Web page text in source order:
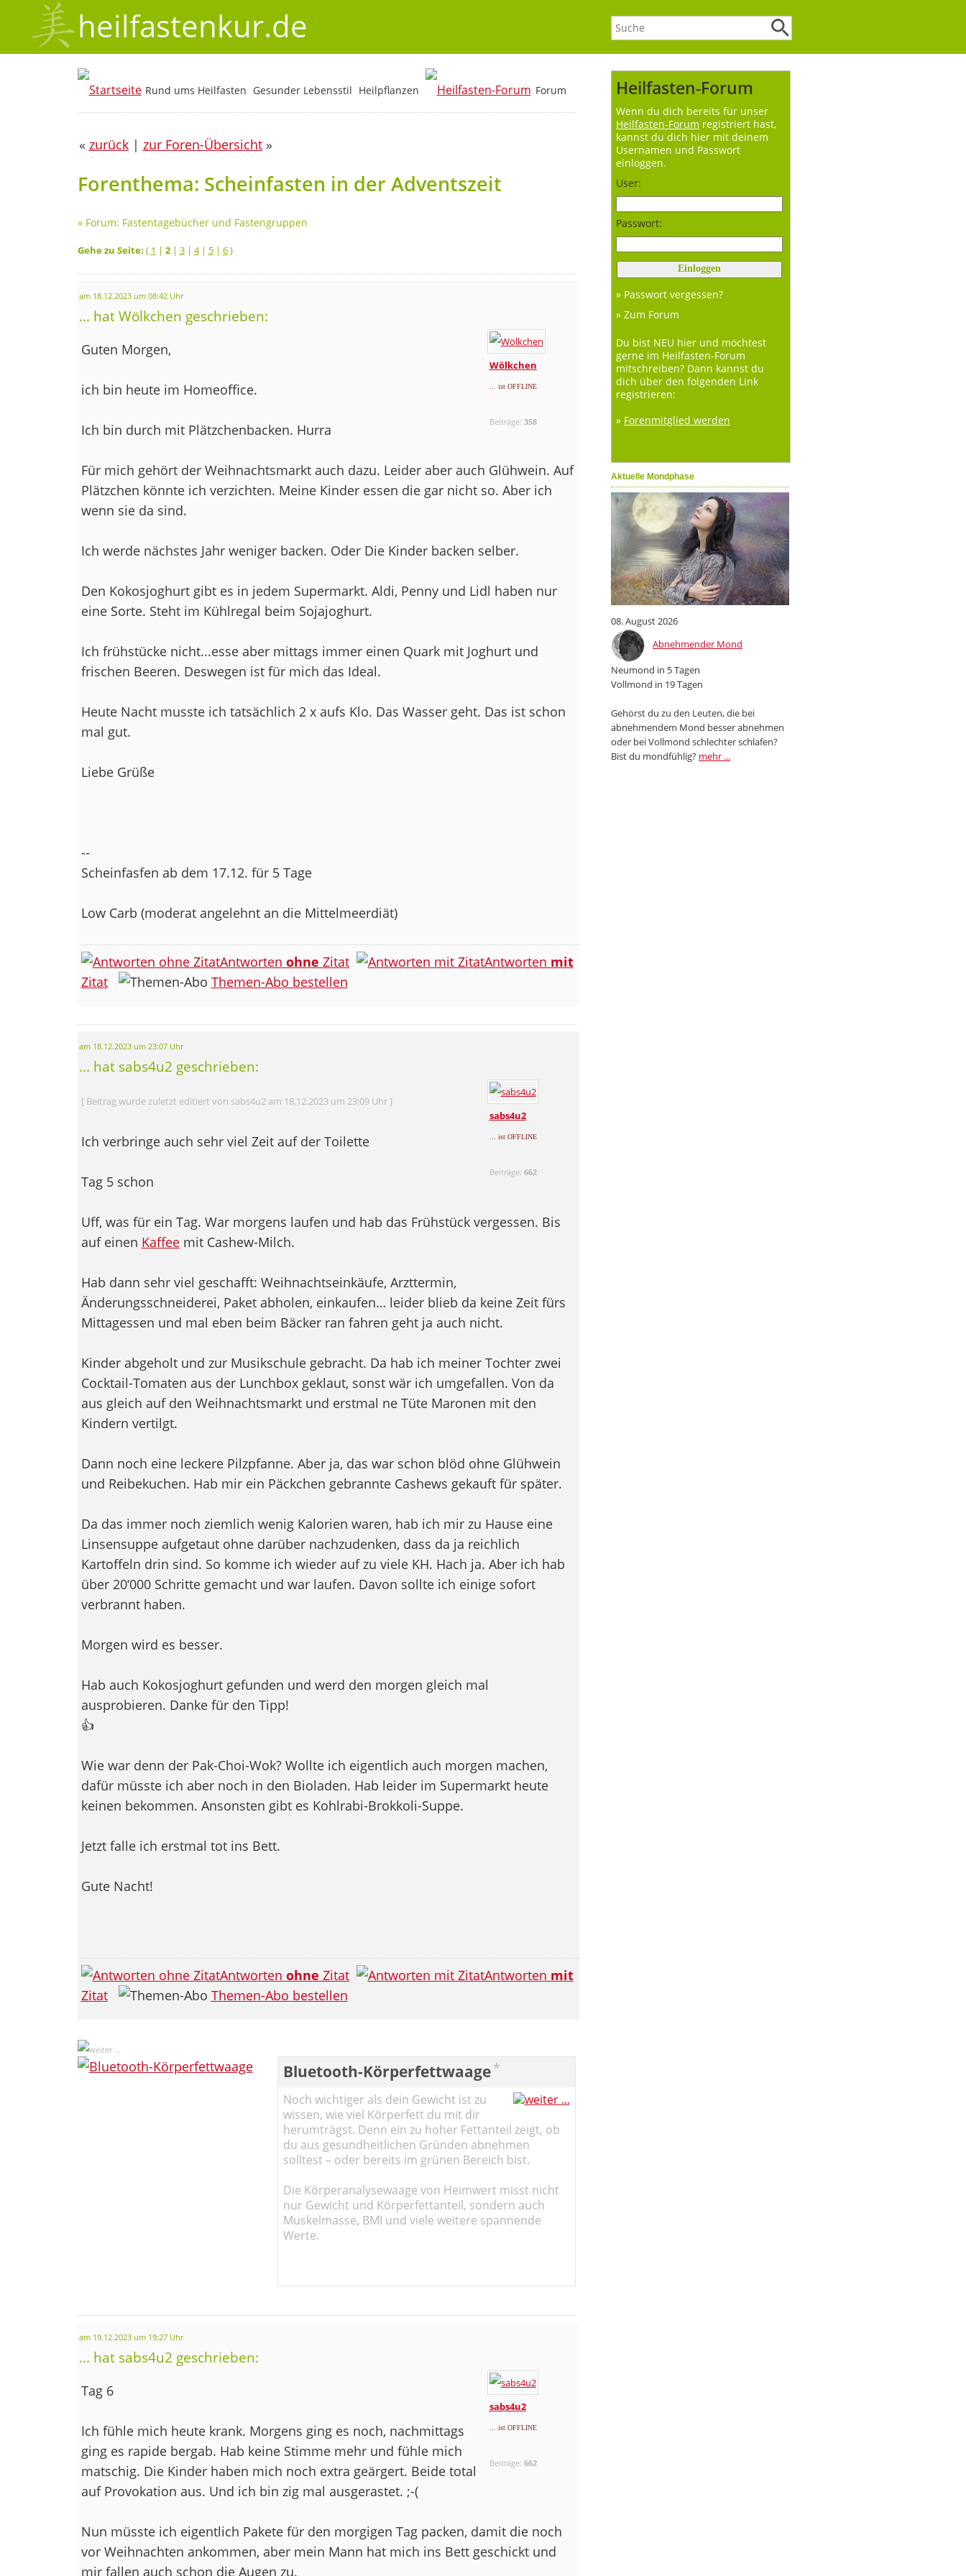
heilfastenkur.de
Heilfasten-Forum
Wenn du dich bereits für unser
Heilfasten-Forum registriert hast,
kannst du dich hier mit deinem
Usernamen und Passwort
einloggen.
User:
Passwort:
» Passwort vergessen?
» Zum Forum
Du bist NEU hier und möchtest
gerne im Heilfasten-Forum
mitschreiben? Dann kannst du
dich über den folgenden Link
registrieren:
» Forenmitglied werden
Aktuelle Mondphase
08. August 2026
Abnehmender Mond
Neumond in 5 Tagen
Vollmond in 19 Tagen
Gehörst du zu den Leuten, die bei
abnehmendem Mond besser abnehmen
oder bei Vollmond schlechter schlafen?
Bist du mondfühlig? mehr ...
Rund ums Heilfasten Gesunder Lebensstil Heilpflanzen Forum
« zurück| zur Foren-Übersicht»
Forenthema: Scheinfasten in der Adventszeit
» Forum: Fastentagebücher und Fastengruppen
Gehe zu Seite: ( 1 | 2| 3| 4| 5| 6)
am 18.12.2023 um 08:42 Uhr
... hat Wölkchen geschrieben:
Wölkchen
... ist OFFLINE
Beiträge: 358
Guten Morgen,
ich bin heute im Homeoffice.
Ich bin durch mit Plätzchenbacken. Hurra
Für mich gehört der Weihnachtsmarkt auch dazu. Leider aber auch Glühwein. Auf
Plätzchen könnte ich verzichten. Meine Kinder essen die gar nicht so. Aber ich
wenn sie da sind.
Ich werde nächstes Jahr weniger backen. Oder Die Kinder backen selber.
Den Kokosjoghurt gibt es in jedem Supermarkt. Aldi, Penny und Lidl haben nur
eine Sorte. Steht im Kühlregal beim Sojajoghurt.
Ich frühstücke nicht...esse aber mittags immer einen Quark mit Joghurt und
frischen Beeren. Deswegen ist für mich das Ideal.
Heute Nacht musste ich tatsächlich 2 x aufs Klo. Das Wasser geht. Das ist schon
mal gut.
Liebe Grüße
--
Scheinfasfen ab dem 17.12. für 5 Tage
Low Carb (moderat angelehnt an die Mittelmeerdiät)
Antworten ohne Zitat Antworten mit
Zitat
Themen-Abo bestellen
am 18.12.2023 um 23:07 Uhr
... hat sabs4u2 geschrieben:
sabs4u2
... ist OFFLINE
Beiträge: 662
[ Beitrag wurde zuletzt editiert von sabs4u2 am 18.12.2023 um 23:09 Uhr ]
Ich verbringe auch sehr viel Zeit auf der Toilette
Tag 5 schon
Uff, was für ein Tag. War morgens laufen und hab das Frühstück vergessen. Bis
auf einen Kaffeemit Cashew-Milch.
Hab dann sehr viel geschafft: Weihnachtseinkäufe, Arzttermin,
Änderungsschneiderei, Paket abholen, einkaufen… leider blieb da keine Zeit fürs
Mittagessen und mal eben beim Bäcker ran fahren geht ja auch nicht.
Kinder abgeholt und zur Musikschule gebracht. Da hab ich meiner Tochter zwei
Cocktail-Tomaten aus der Lunchbox geklaut, sonst wär ich umgefallen. Von da
aus gleich auf den Weihnachtsmarkt und erstmal ne Tüte Maronen mit den
Kindern vertilgt.
Dann noch eine leckere Pilzpfanne. Aber ja, das war schon blöd ohne Glühwein
und Reibekuchen. Hab mir ein Päckchen gebrannte Cashews gekauft für später.
Da das immer noch ziemlich wenig Kalorien waren, hab ich mir zu Hause eine
Linsensuppe aufgetaut ohne darüber nachzudenken, dass da ja reichlich
Kartoffeln drin sind. So komme ich wieder auf zu viele KH. Hach ja. Aber ich hab
über 20‘000 Schritte gemacht und war laufen. Davon sollte ich einige sofort
verbrannt haben.
Morgen wird es besser.
Hab auch Kokosjoghurt gefunden und werd den morgen gleich mal
ausprobieren. Danke für den Tipp!
👍
Wie war denn der Pak-Choi-Wok? Wollte ich eigentlich auch morgen machen,
dafür müsste ich aber noch in den Bioladen. Hab leider im Supermarkt heute
keinen bekommen. Ansonsten gibt es Kohlrabi-Brokkoli-Suppe.
Jetzt falle ich erstmal tot ins Bett.
Gute Nacht!
Antworten ohne Zitat Antworten mit
Zitat
Themen-Abo bestellen
Bluetooth-Körperfettwaage*
Noch wichtiger als dein Gewicht ist zu
wissen, wie viel Körperfett du mit dir
herumträgst. Denn ein zu hoher Fettanteil zeigt, ob
du aus gesundheitlichen Gründen abnehmen
solltest – oder bereits im grünen Bereich bist.
Die Körperanalysewaage von Heimwert misst nicht
nur Gewicht und Körperfettanteil, sondern auch
Muskelmasse, BMI und viele weitere spannende
Werte.
am 19.12.2023 um 19:27 Uhr
... hat sabs4u2 geschrieben:
sabs4u2
... ist OFFLINE
Beiträge: 662
Tag 6
Ich fühle mich heute krank. Morgens ging es noch, nachmittags
ging es rapide bergab. Hab keine Stimme mehr und fühle mich
matschig. Die Kinder haben mich noch extra geärgert. Beide total
auf Provokation aus. Und ich bin zig mal ausgerastet. ;-(
Nun müsste ich eigentlich Pakete für den morgigen Tag packen, damit die noch
vor Weihnachten ankommen, aber mein Mann hat mich ins Bett geschickt und
mir fallen auch schon die Augen zu.